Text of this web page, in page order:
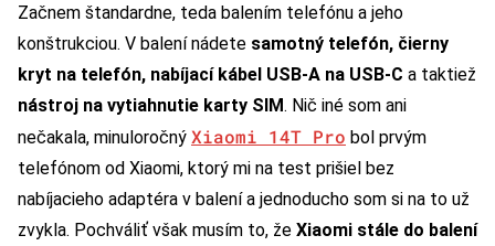
Začnem štandardne, teda balením telefónu a jeho
konštrukciou. V balení nádete samotný telefón, čierny
kryt na telefón, nabíjací kábel USB-A na USB-C a taktiež
nástroj na vytiahnutie karty SIM. Nič iné som ani
nečakala, minuloročný Xiaomi 14T Pro bol prvým
telefónom od Xiaomi, ktorý mi na test prišiel bez
nabíjacieho adaptéra v balení a jednoducho som si na to už
zvykla. Pochváliť však musím to, že Xiaomi stále do balení